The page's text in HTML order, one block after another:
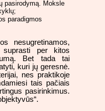
pasirodymą. Moksle
paradigmos
nesugretinamos,
per kitos
Bet tada tai
kuri jų geresnė.
nes praktikoje
tais pačiais
pasirinkimus.